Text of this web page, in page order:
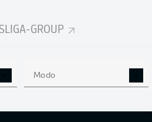
GROUP
Modo